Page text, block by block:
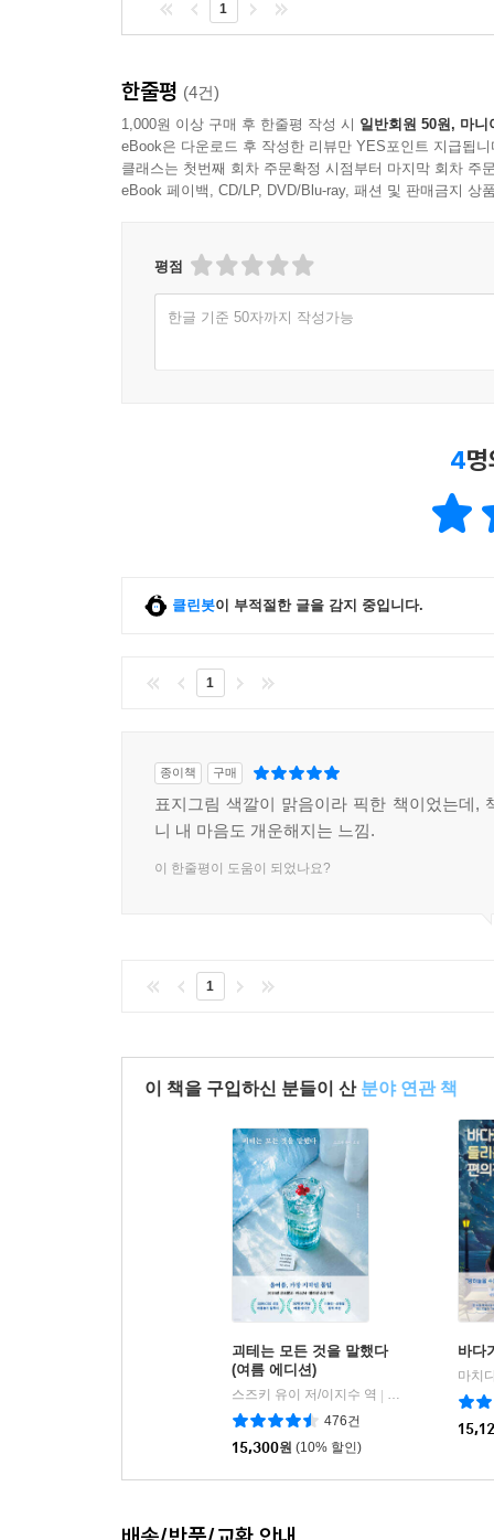
1
한줄평 (4건)
1,000원 이상 구매 후 한줄평 작성 시 일반회원 50원, 마니
eBook은 다운로드 후 작성한 리뷰만 YES포인트 지급됩니
클래스는 첫번째 회차 주문확정 시점부터 마지막 회차 주
eBook 페이백, CD/LP, DVD/Blu-ray, 패션 및 판매금지 상
평점
한글 기준 50자까지 작성가능
4
클린봇이 부적절한 글을 감지 중입니다.
1
종이책 구매
표지그림 색깔이 맑음이라 픽한 책이었는데,
니 내 마음도 개운해지는 느낌.
이 한줄평이 도움이 되었나요?
1
이 책을 구입하신 분들이 산 분야 연관 책
괴테는 모든 것을 말했다
(여름 에디션)
스즈키 유이 저/이지수 역
리프
476건
15,300원 (10% 할인)
바다
마치